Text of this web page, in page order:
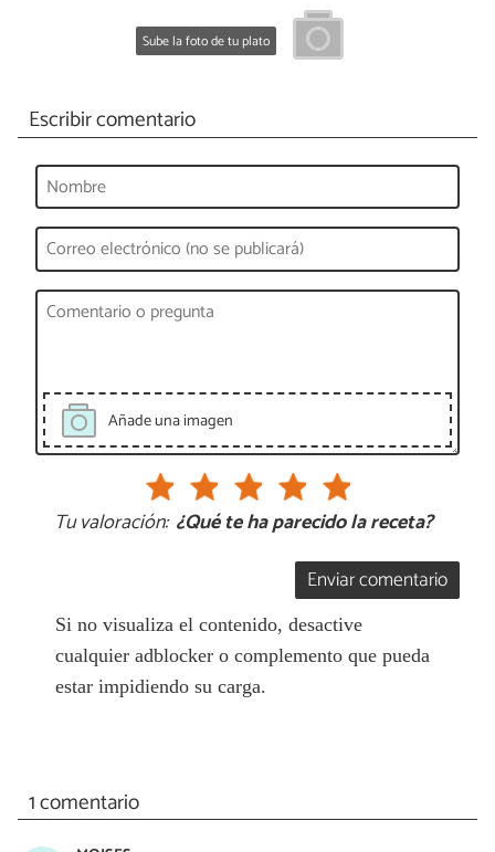
Sube la foto de tu plato
Escribir comentario
Añade una imagen
Tu valoración: ¿Qué te ha parecido la receta?
Enviar comentario
Si no visualiza el contenido, desactive
cualquier adblocker o complemento que pueda
estar impidiendo su carga.
1 comentario